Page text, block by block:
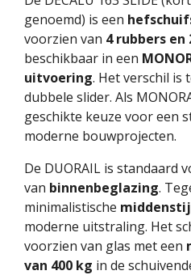
genoemd) is een
voorzien van 4 rubbers en
beschikbaar in een
uitvoering. Het verschil is
dubbele slider. Als
geschikte keuze voor een
moderne bouwprojecten.
De DUORAIL is standaard
van binnenbeglazing.
minimalistische
moderne uitstraling. Het
voorzien van glas met een
van 400 kg in de